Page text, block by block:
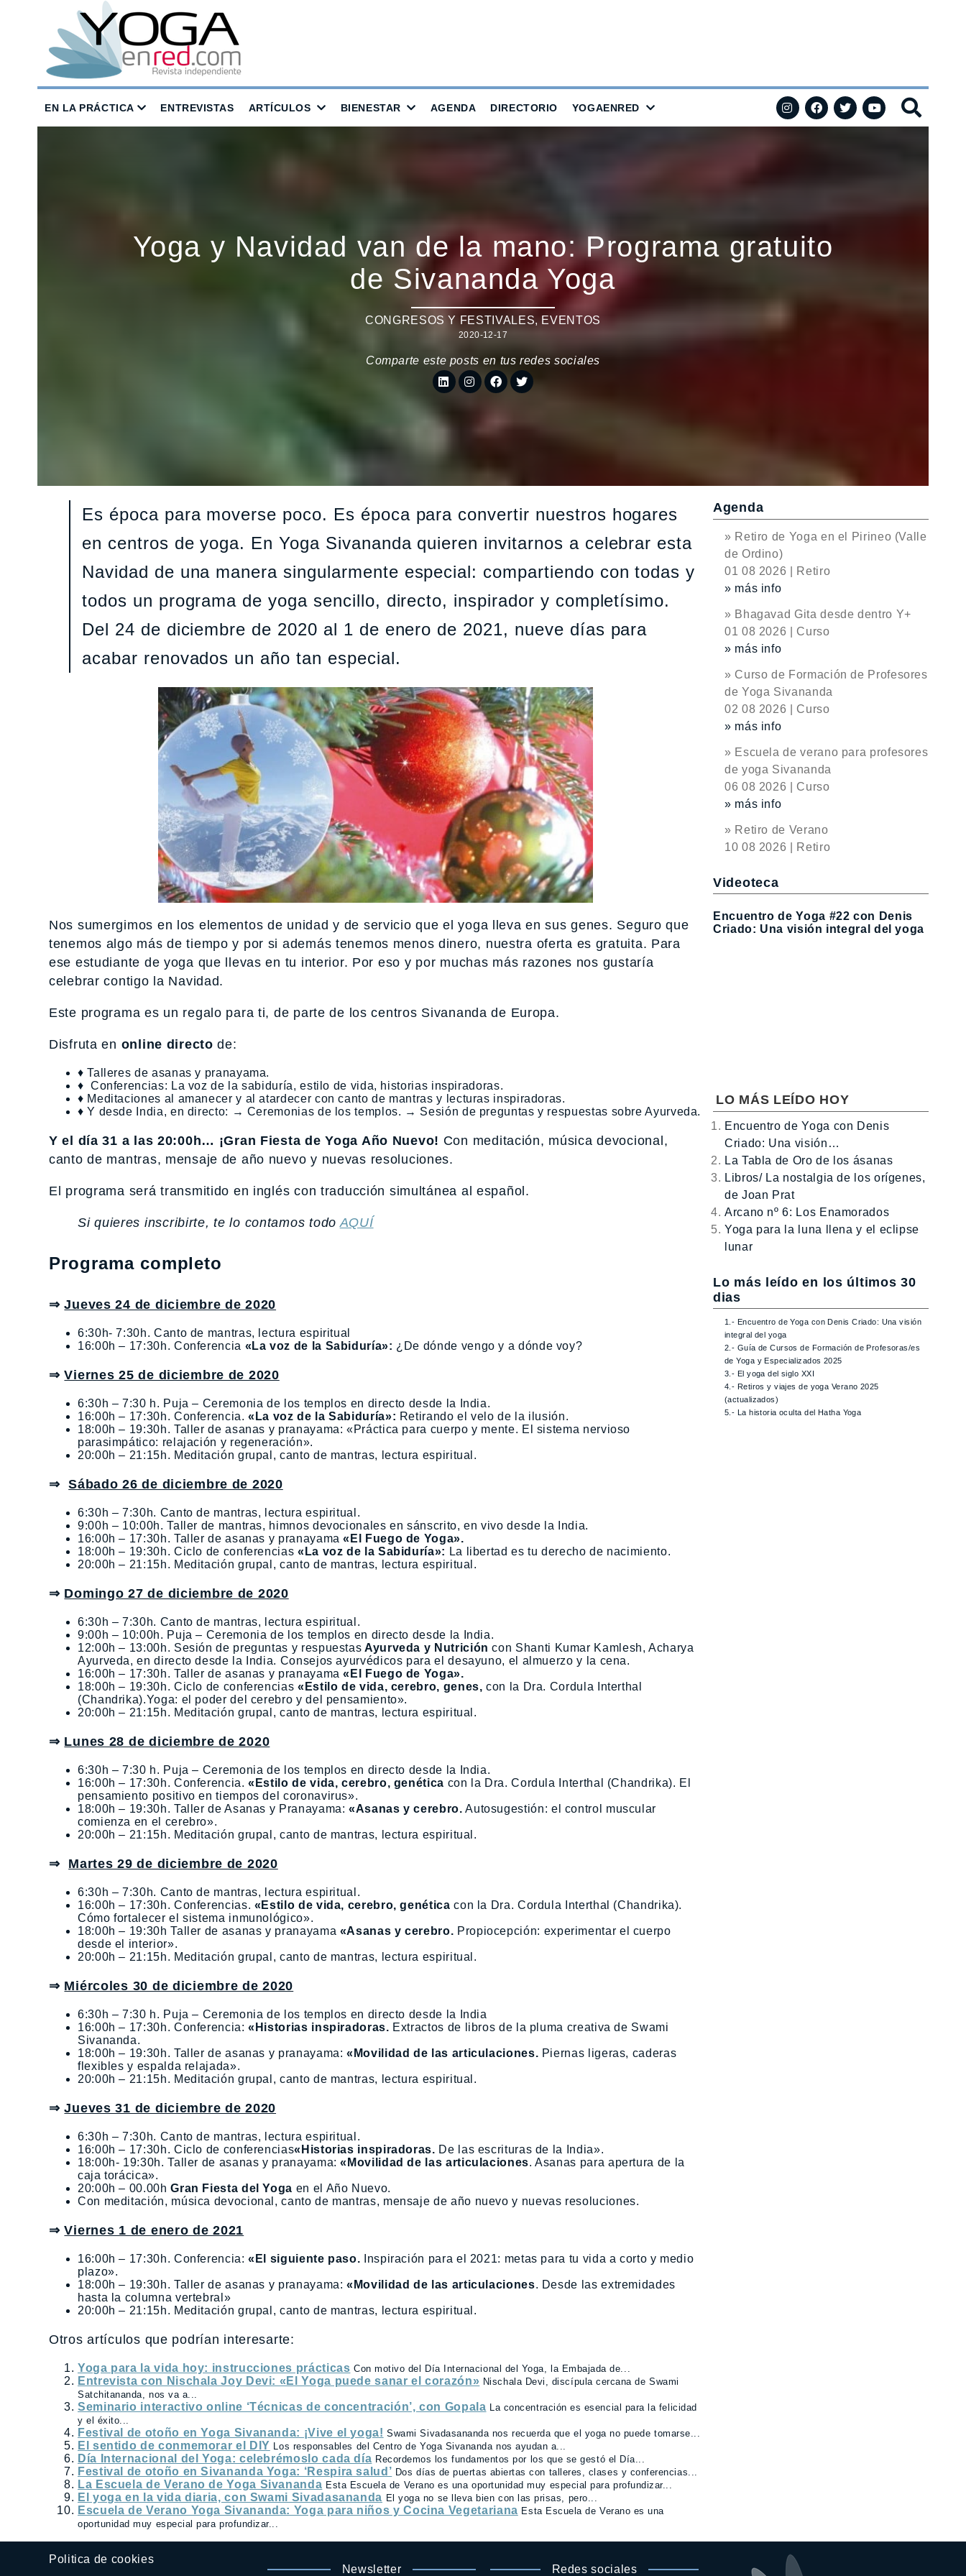
EN LA PRÁCTICA ENTREVISTAS ARTÍCULOS BIENESTAR AGENDA DIRECTORIO YOGAENRED
Yoga y Navidad van de la mano: Programa gratuito
de Sivananda Yoga
CONGRESOS Y FESTIVALES, EVENTOS
2020-12-17
Comparte este posts en tus redes sociales
Es época para moverse poco. Es época para convertir nuestros hogares
en centros de yoga. En Yoga Sivananda quieren invitarnos a celebrar esta
Navidad de una manera singularmente especial: compartiendo con todas y
todos un programa de yoga sencillo, directo, inspirador y completísimo.
Del 24 de diciembre de 2020 al 1 de enero de 2021, nueve días para
acabar renovados un año tan especial.
Nos sumergimos en los elementos de unidad y de servicio que el yoga lleva en sus genes. Seguro que
tenemos algo más de tiempo y por si además tenemos menos dinero, nuestra oferta es gratuita. Para
ese estudiante de yoga que llevas en tu interior. Por eso y por muchas más razones nos gustaría
celebrar contigo la Navidad.
Este programa es un regalo para ti, de parte de los centros Sivananda de Europa.
Disfruta en online directo de:
♦ Talleres de asanas y pranayama.
♦ Conferencias: La voz de la sabiduría, estilo de vida, historias inspiradoras.
♦ Meditaciones al amanecer y al atardecer con canto de mantras y lecturas inspiradoras.
♦ Y desde India, en directo: → Ceremonias de los templos. → Sesión de preguntas y respuestas sobre Ayurveda.
Y el día 31 a las 20:00h… ¡Gran Fiesta de Yoga Año Nuevo! Con meditación, música devocional,
canto de mantras, mensaje de año nuevo y nuevas resoluciones.
El programa será transmitido en inglés con traducción simultánea al español.
Si quieres inscribirte, te lo contamos todoAQUÍ
Programa completo
⇒Jueves 24 de diciembre de 2020
6:30h- 7:30h. Canto de mantras, lectura espiritual
16:00h – 17:30h. Conferencia «La voz de la Sabiduría»: ¿De dónde vengo y a dónde voy?
⇒Viernes 25 de diciembre de 2020
6:30h – 7:30 h. Puja – Ceremonia de los templos en directo desde la India.
16:00h – 17:30h. Conferencia.«La voz de la Sabiduría»: Retirando el velo de la ilusión.
18:00h – 19:30h. Taller de asanas y pranayama: «Práctica para cuerpo y mente. El sistema nervioso
parasimpático: relajación y regeneración».
20:00h – 21:15h. Meditación grupal, canto de mantras, lectura espiritual.
⇒Sábado 26 de diciembre de 2020
6:30h – 7:30h. Canto de mantras, lectura espiritual.
9:00h – 10:00h. Taller de mantras, himnos devocionales en sánscrito, en vivo desde la India.
16:00h – 17:30h. Taller de asanas y pranayama«El Fuego de Yoga».
18:00h – 19:30h. Ciclo de conferencias «La voz de la Sabiduría»: La libertad es tu derecho de nacimiento.
20:00h – 21:15h. Meditación grupal, canto de mantras, lectura espiritual.
⇒ Domingo 27 de diciembre de 2020
6:30h – 7:30h. Canto de mantras, lectura espiritual.
9:00h – 10:00h. Puja – Ceremonia de los templos en directo desde la India.
12:00h – 13:00h. Sesión de preguntas y respuestas Ayurveda y Nutrición con Shanti Kumar Kamlesh, Acharya
Ayurveda, en directo desde la India. Consejos ayurvédicos para el desayuno, el almuerzo y la cena.
16:00h – 17:30h. Taller de asanas y pranayama«El Fuego de Yoga».
18:00h – 19:30h. Ciclo de conferencias «Estilo de vida, cerebro, genes, con la Dra. Cordula Interthal
(Chandrika).Yoga: el poder del cerebro y del pensamiento».
20:00h – 21:15h. Meditación grupal, canto de mantras, lectura espiritual.
⇒ Lunes 28 de diciembre de 2020
6:30h – 7:30 h. Puja – Ceremonia de los templos en directo desde la India.
16:00h – 17:30h. Conferencia.«Estilo de vida, cerebro, genética con la Dra. Cordula Interthal (Chandrika). El
pensamiento positivo en tiempos del coronavirus».
18:00h – 19:30h. Taller de Asanas y Pranayama: «Asanas y cerebro. Autosugestión: el control muscular
comienza en el cerebro».
20:00h – 21:15h. Meditación grupal, canto de mantras, lectura espiritual.
⇒ Martes 29 de diciembre de 2020
6:30h – 7:30h. Canto de mantras, lectura espiritual.
16:00h – 17:30h. Conferencias. «Estilo de vida, cerebro, genética con la Dra. Cordula Interthal (Chandrika).
Cómo fortalecer el sistema inmunológico».
18:00h – 19:30h Taller de asanas y pranayama «Asanas y cerebro. Propiocepción: experimentar el cuerpo
desde el interior».
20:00h – 21:15h. Meditación grupal, canto de mantras, lectura espiritual.
⇒ Miércoles 30 de diciembre de 2020
6:30h – 7:30 h. Puja – Ceremonia de los templos en directo desde la India
16:00h – 17:30h. Conferencia:«Historias inspiradoras. Extractos de libros de la pluma creativa de Swami
Sivananda.
18:00h – 19:30h. Taller de asanas y pranayama:«Movilidad de las articulaciones. Piernas ligeras, caderas
flexibles y espalda relajada».
20:00h – 21:15h. Meditación grupal, canto de mantras, lectura espiritual.
⇒Jueves 31 de diciembre de 2020
6:30h – 7:30h. Canto de mantras, lectura espiritual.
16:00h – 17:30h. Ciclo de conferencias«Historias inspiradoras. De las escrituras de la India».
18:00h- 19:30h. Taller de asanas y pranayama:«Movilidad de las articulaciones. Asanas para apertura de la
caja torácica».
20:00h – 00.00hGran Fiesta del Yoga en el Año Nuevo.
Con meditación, música devocional, canto de mantras, mensaje de año nuevo y nuevas resoluciones.
⇒Viernes 1 de enero de 2021
16:00h – 17:30h. Conferencia:«El siguiente paso. Inspiración para el 2021: metas para tu vida a corto y medio
plazo».
18:00h – 19:30h. Taller de asanas y pranayama:«Movilidad de las articulaciones. Desde las extremidades
hasta la columna vertebral»
20:00h – 21:15h. Meditación grupal, canto de mantras, lectura espiritual.
Otros artículos que podrían interesarte:
Yoga para la vida hoy: instrucciones prácticas Con motivo del Día Internacional del Yoga, la Embajada de...
Entrevista con Nischala Joy Devi: «El Yoga puede sanar el corazón» Nischala Devi, discípula cercana de Swami
Satchitananda, nos va a...
Seminario interactivo online ‘Técnicas de concentración’, con Gopala La concentración es esencial para la felicidad
y el éxito...
Festival de otoño en Yoga Sivananda: ¡Vive el yoga! Swami Sivadasananda nos recuerda que el yoga no puede tomarse...
El sentido de conmemorar el DIY Los responsables del Centro de Yoga Sivananda nos ayudan a...
Día Internacional del Yoga: celebrémoslo cada día Recordemos los fundamentos por los que se gestó el Día...
Festival de otoño en Sivananda Yoga: ‘Respira salud’ Dos días de puertas abiertas con talleres, clases y conferencias...
La Escuela de Verano de Yoga Sivananda Esta Escuela de Verano es una oportunidad muy especial para profundizar...
El yoga en la vida diaria, con Swami Sivadasananda El yoga no se lleva bien con las prisas, pero...
Escuela de Verano Yoga Sivananda: Yoga para niños y Cocina Vegetariana Esta Escuela de Verano es una
oportunidad muy especial para profundizar...
Agenda
» Retiro de Yoga en el Pirineo (Valle
de Ordino)
01 08 2026 | Retiro
» más info
» Bhagavad Gita desde dentro Y+
01 08 2026 | Curso
» más info
» Curso de Formación de Profesores
de Yoga Sivananda
02 08 2026 | Curso
» más info
» Escuela de verano para profesores
de yoga Sivananda
06 08 2026 | Curso
» más info
» Retiro de Verano
10 08 2026 | Retiro
Videoteca
Encuentro de Yoga #22 con Denis
Criado: Una visión integral del yoga
LO MÁS LEÍDO HOY
Encuentro de Yoga con Denis
Criado: Una visión…
La Tabla de Oro de los ásanas
Libros/ La nostalgia de los orígenes,
de Joan Prat
Arcano nº 6: Los Enamorados
Yoga para la luna llena y el eclipse
lunar
Lo más leído en los últimos 30
dias
1.- Encuentro de Yoga con Denis Criado: Una visión
integral del yoga
2.- Guía de Cursos de Formación de Profesoras/es
de Yoga y Especializados 2025
3.- El yoga del siglo XXI
4.- Retiros y viajes de yoga Verano 2025
(actualizados)
5.- La historia oculta del Hatha Yoga
Politica de cookies
Newsletter
Redes sociales